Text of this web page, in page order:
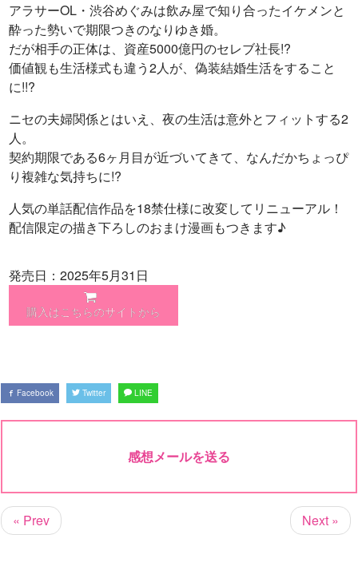
アラサーOL・渋谷めぐみは飲み屋で知り合ったイケメンと
酔った勢いで期限つきのなりゆき婚。
だが相手の正体は、資産5000億円のセレブ社長!?
価値観も生活様式も違う2人が、偽装結婚生活をすること
に!!?
ニセの夫婦関係とはいえ、夜の生活は意外とフィットする2
人。
契約期限である6ヶ月目が近づいてきて、なんだかちょっぴ
り複雑な気持ちに!?
人気の単話配信作品を18禁仕様に改変してリニューアル！
配信限定の描き下ろしのおまけ漫画もつきます♪
発売日：2025年5月31日
購入はこちらのサイトから
Facebook Twitter LINE
感想メールを送る
« Prev Next »